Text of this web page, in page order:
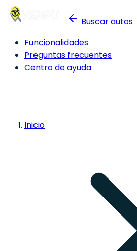
Buscar autos
Funcionalidades
Preguntas frecuentes
Centro de ayuda
Inicio